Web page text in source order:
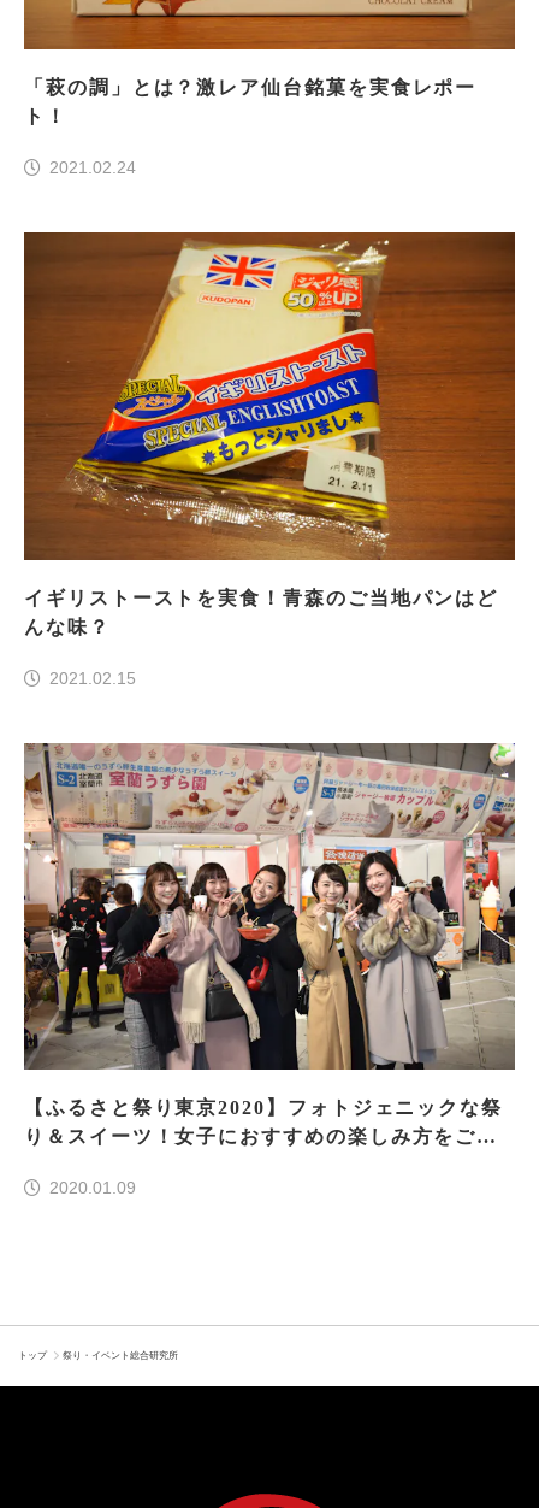
「萩の調」とは？激レア仙台銘菓を実食レポー
ト！
2021.02.24
イギリストーストを実食！青森のご当地パンはど
んな味？
2021.02.15
【ふるさと祭り東京2020】フォトジェニックな祭
り＆スイーツ！女子におすすめの楽しみ方をご紹
2020.01.09
トップ 祭り・イベント総合研究所